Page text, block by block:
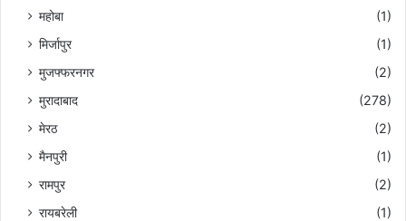
महोबा
(1)
मिर्जापुर
(1)
मुजफ्फरनगर
(2)
मुरादाबाद
(278)
मेरठ
(2)
मैनपुरी
(1)
रामपुर
(2)
रायबरेली
(1)